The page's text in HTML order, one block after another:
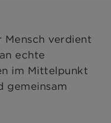
verdient
echte
im Mittelpunkt
gemeinsam